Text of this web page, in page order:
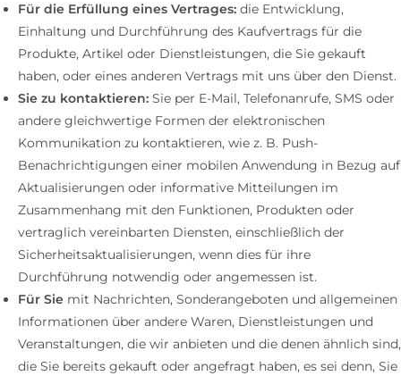
Für die Erfüllung eines Vertrages: die Entwicklung,
Einhaltung und Durchführung des Kaufvertrags für die
Produkte, Artikel oder Dienstleistungen, die Sie gekauft
haben, oder eines anderen Vertrags mit uns über den Dienst.
Sie zu kontaktieren: Sie per E-Mail, Telefonanrufe, SMS oder
andere gleichwertige Formen der elektronischen
Kommunikation zu kontaktieren, wie z. B. Push-
Benachrichtigungen einer mobilen Anwendung in Bezug auf
Aktualisierungen oder informative Mitteilungen im
Zusammenhang mit den Funktionen, Produkten oder
vertraglich vereinbarten Diensten, einschließlich der
Sicherheitsaktualisierungen, wenn dies für ihre
Durchführung notwendig oder angemessen ist.
Für Sie mit Nachrichten, Sonderangeboten und allgemeinen
Informationen über andere Waren, Dienstleistungen und
Veranstaltungen, die wir anbieten und die denen ähnlich sind,
die Sie bereits gekauft oder angefragt haben, es sei denn, Sie